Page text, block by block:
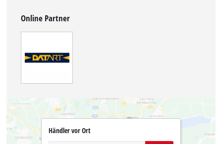
Online Partner
Händler vor Ort